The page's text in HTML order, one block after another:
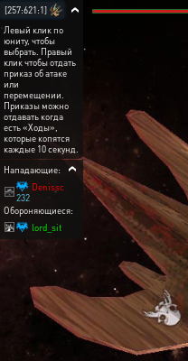
[257:621:1]
Левый клик по
юниту, чтобы
выбрать. Правый
клик чтобы отдать
приказ об атаке
или
перемещении.
Приказы можно
отдавать когда
есть «Ходы»,
которые копятся
каждые 10 секунд.
Нападающие:
Denissc
232
Обороняющиеся:
lord_sit